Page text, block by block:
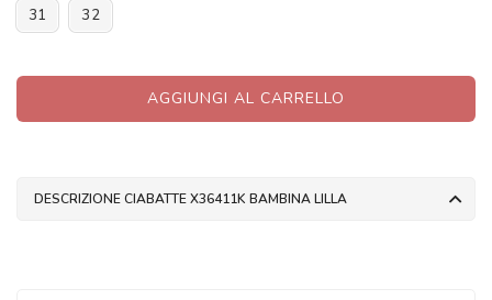
31 32
AGGIUNGI AL CARRELLO
DESCRIZIONE CIABATTE X36411K BAMBINA LILLA